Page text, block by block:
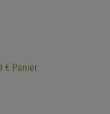
€ Panier